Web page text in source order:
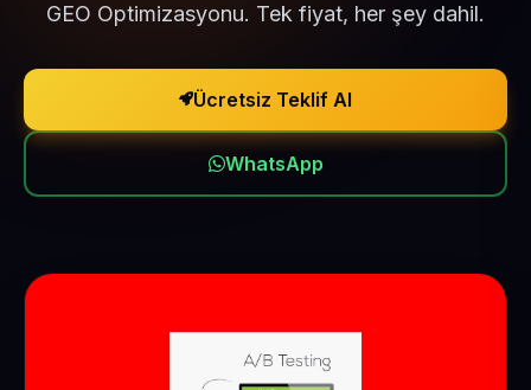
GEO Optimizasyonu. Tek fiyat, her şey dahil.
Ücretsiz Teklif Al
WhatsApp